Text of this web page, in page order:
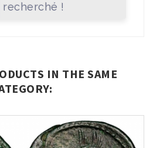
recherché !
IN THE SAME